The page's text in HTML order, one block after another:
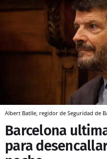
Albert Batlle, regidor de Seguridad de
Barcelona
para